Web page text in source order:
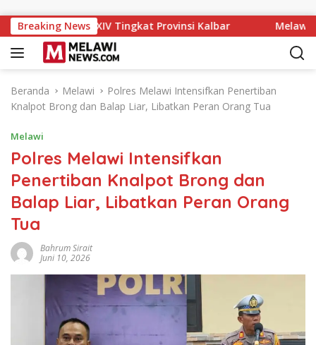
Breaking News
MTQ XXXIV Tingkat Provinsi Kalbar Melawi
Beranda Melawi
Polres Melawi Intensifkan Penertiban
Knalpot Brong dan Balap Liar, Libatkan Peran Orang Tua
Melawi
Polres Melawi Intensifkan
Penertiban Knalpot Brong dan
Balap Liar, Libatkan Peran Orang
Tua
Bahrum Sirait
Juni 10, 2026